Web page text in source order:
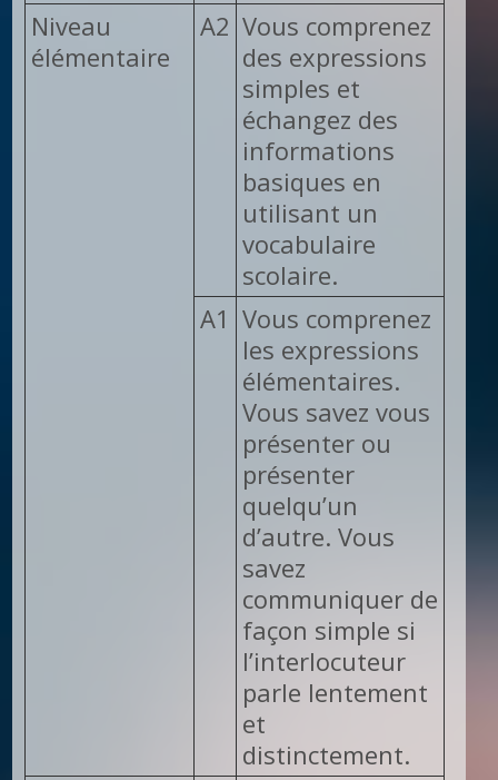
Niveau
élémentaire
A2 Vous comprenez
des expressions
simples et
échangez des
informations
basiques en
utilisant un
vocabulaire
scolaire.
A1 Vous comprenez
les expressions
élémentaires.
Vous savez vous
présenter ou
présenter
quelqu’un
d’autre. Vous
savez
communiquer de
façon simple si
l’interlocuteur
parle lentement
et
distinctement.